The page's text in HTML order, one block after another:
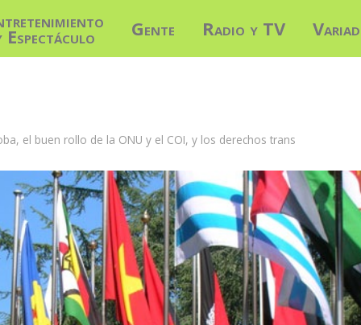
Espectáculo Gente Radio y TV
el buen rollo de la ONU y el COI, y los derechos trans